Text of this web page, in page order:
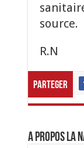
source.
R.N
Parteger
A propos LA